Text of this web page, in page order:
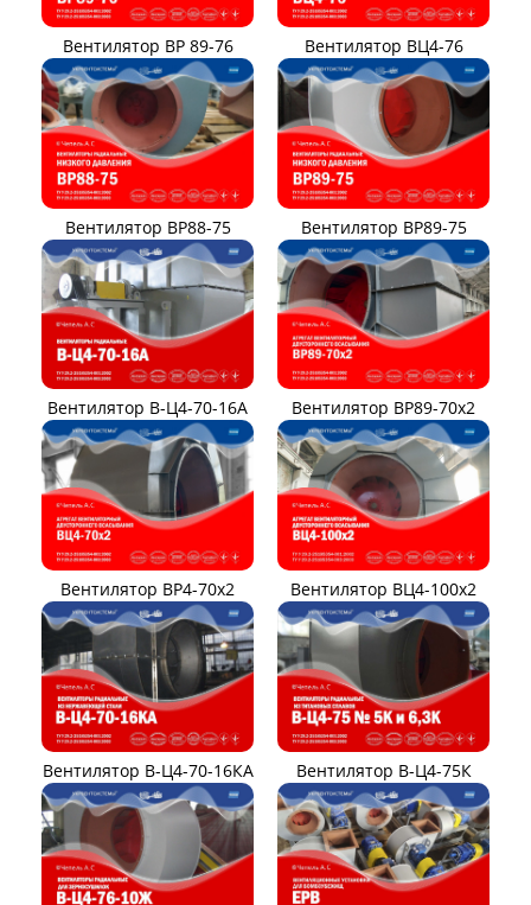
Вентилятор ВР 89-76 Вентилятор ВЦ4-76
Вентилятор ВР88-75 Вентилятор ВР89-75
Вентилятор В-Ц4-70-16А Вентилятор ВР89-70x2
Вентилятор ВР4-70x2 Вентилятор ВЦ4-100х2
Вентилятор В-Ц4-70-16КА Вентилятор В-Ц4-75К